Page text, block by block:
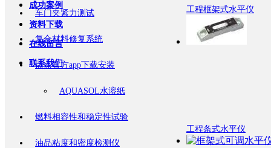
成功案例
资料下载
在线留言
联系我们
车门夹紧力测试
复合材料修复系统
点点官方app下载安装
AQUASOL水溶纸
燃料相容性和稳定性试验
油品粘度和密度检测仪
工程框架式水平仪
工程条式水平仪